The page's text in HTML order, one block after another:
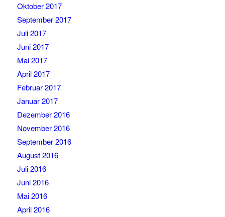
Oktober 2017
September 2017
Juli 2017
Juni 2017
Mai 2017
April 2017
Februar 2017
Januar 2017
Dezember 2016
November 2016
September 2016
August 2016
Juli 2016
Juni 2016
Mai 2016
April 2016